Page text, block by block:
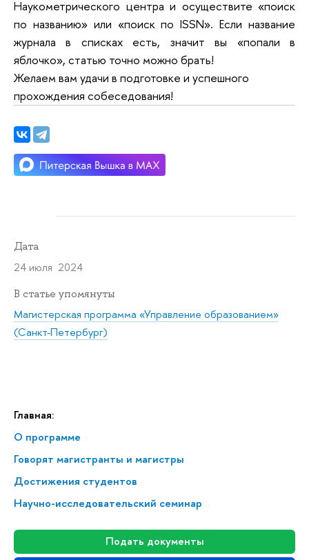
Главная:
О программе
Говорят магистранты и магистры
Достижения студентов
Научно-исследовательский семинар
Подать документы
Наукометрического центра и осуществите «поиск
по названию» или «поиск по ISSN». Если название
журнала в списках есть, значит вы «попали в
яблочко», статью точно можно брать!
Желаем вам удачи в подготовке и успешного
прохождения собеседования!
Дата
24 июля 2024
В статье упомянуты
Магистерская программа «Управление образованием»
(Санкт-Петербург)